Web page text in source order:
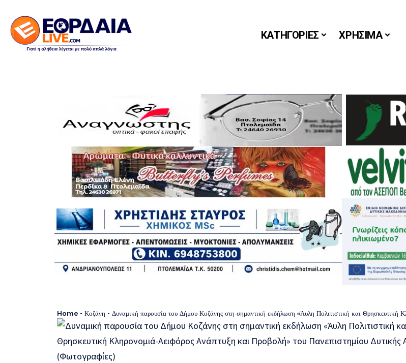
ΚΑΤΗΓΟΡΙΕΣ ΧΡΗΣΙΜΑ
Home - Κοζάνη - Δυναμική παρουσία του Δήμου Κοζάνης στη σημαντική εκδήλωση «Άυλη Πολιτιστική και Θρησκευτική Κληρονομιά-Αειφόρος Ανάπτυξη και Προβολή» του Πανεπιστημίου